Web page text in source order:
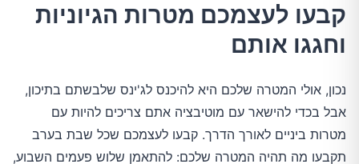
קבעו לעצמכם מטרות הגיוניות
וחגגו אותם
נכון, אולי המטרה שלכם היא להיכנס לג'ינס שלבשתם בתיכון,
אבל בכדי להישאר עם מוטיבציה אתם צריכים להיות עם
מטרות ביניים לאורך הדרך. קבעו לעצמכם שכל שבת בערב
תקבעו מה תהיה המטרה שלכם: להתאמן שלוש פעמים השבוע,